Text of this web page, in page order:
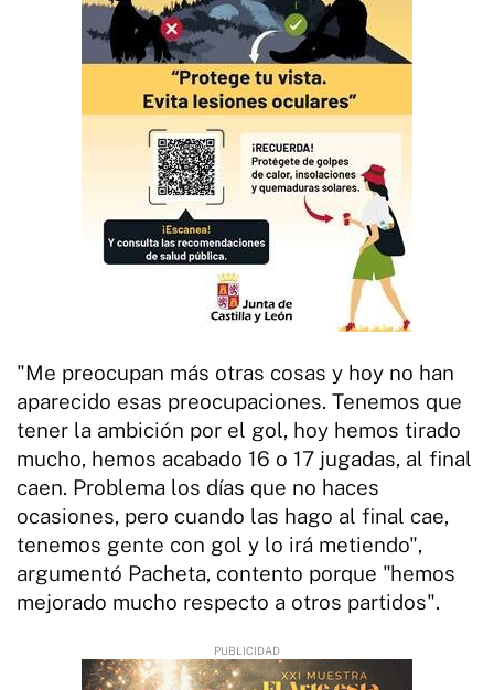
"Me preocupan más otras cosas y hoy no han
aparecido esas preocupaciones. Tenemos que
tener la ambición por el gol, hoy hemos tirado
mucho, hemos acabado 16 o 17 jugadas, al final
caen. Problema los días que no haces
ocasiones, pero cuando las hago al final cae,
tenemos gente con gol y lo irá metiendo",
argumentó Pacheta, contento porque "hemos
mejorado mucho respecto a otros partidos".